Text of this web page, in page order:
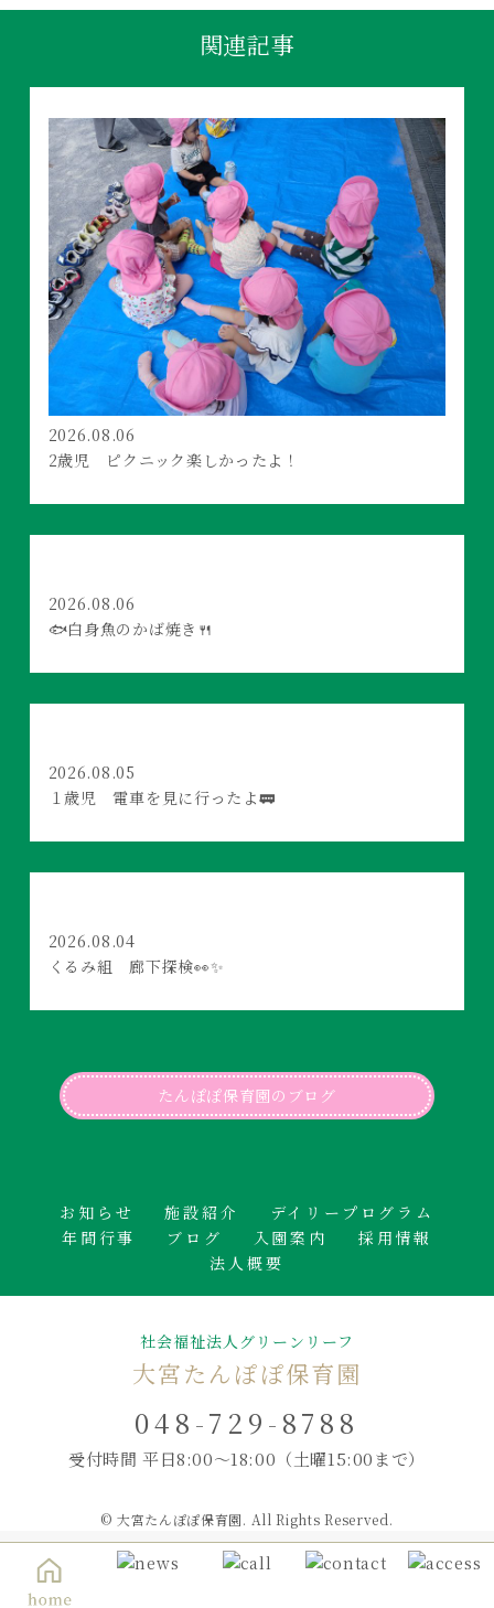
関連記事
2026.08.06
2歳児 ピクニック楽しかったよ！
2026.08.06
🐟白身魚のかば焼き🍴
2026.08.05
１歳児 電車を見に行ったよ🚃
2026.08.04
くるみ組 廊下探検👀✨
たんぽぽ保育園のブログ
お知らせ 施設紹介
デイリープログラム
年間行事
ブログ 入園案内
採用情報
法人概要
社会福祉法人グリーンリーフ
大宮たんぽぽ保育園
048-729-8788
受付時間 平日8:00～18:00 （土曜15:00まで）
© 大宮たんぽぽ保育園. All Rights Reserved.